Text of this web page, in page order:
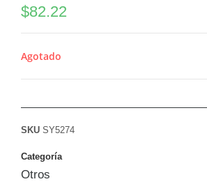
$82.22
Agotado
SKU SY5274
Categoría
Otros